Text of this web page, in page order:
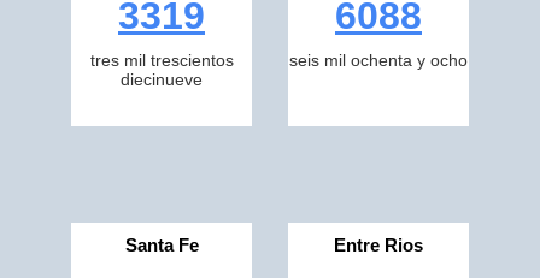
3319
tres mil trescientos
diecinueve
6088
seis mil ochenta y ocho
Santa Fe Entre Rios